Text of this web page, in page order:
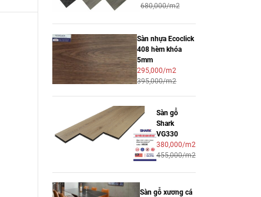
680,000/m2
Sàn nhựa Ecoclick
408 hèm khóa
5mm
295,000/m2
395,000/m2
Sàn gỗ
Shark
VG330
380,000/m2
455,000/m2
Sàn gỗ xương cá